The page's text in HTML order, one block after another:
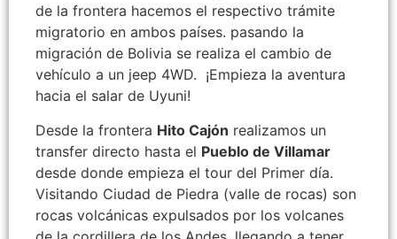
de la frontera hacemos el respectivo trámite
migratorio en ambos países. pasando la
migración de Bolivia se realiza el cambio de
vehículo a un jeep 4WD. ¡Empieza la aventura
hacia el salar de Uyuni!
Desde la frontera Hito Cajón realizamos un
transfer directo hasta el Pueblo de Villamar
desde donde empieza el tour del Primer día.
Visitando Ciudad de Piedra (valle de rocas) son
rocas volcánicas expulsados por los volcanes